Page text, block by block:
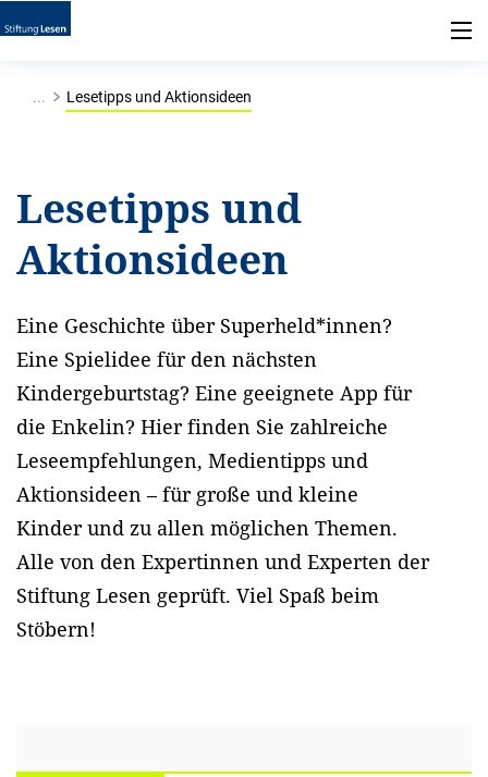
... Lesetipps und Aktionsideen
Lesetipps und
Aktionsideen
Eine Geschichte über Superheld*innen?
Eine Spielidee für den nächsten
Kindergeburtstag? Eine geeignete App für
die Enkelin? Hier finden Sie zahlreiche
Leseempfehlungen, Medientipps und
Aktionsideen – für große und kleine
Kinder und zu allen möglichen Themen.
Alle von den Expertinnen und Experten der
Stiftung Lesen geprüft. Viel Spaß beim
Stöbern!